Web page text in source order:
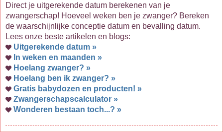
Direct je uitgerekende datum berekenen van je
zwangerschap! Hoeveel weken ben je zwanger? Bereken
de waarschijnlijke conceptie datum en bevalling datum.
Lees onze beste artikelen en blogs:
Uitgerekende datum »
In weken en maanden »
Hoelang zwanger? »
Hoelang ben ik zwanger? »
Gratis babydozen en producten! »
Zwangerschapscalculator »
Wonderen bestaan toch...? »